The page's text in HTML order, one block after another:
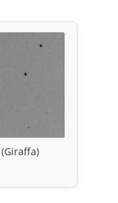
(Giraffa)